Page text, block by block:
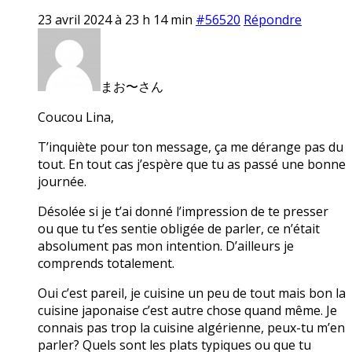
23 avril 2024 à 23 h 14 min #56520 Répondre
まお〜さん
Coucou Lina,
T’inquiète pour ton message, ça me dérange pas du
tout. En tout cas j’espère que tu as passé une bonne
journée.
Désolée si je t’ai donné l’impression de te presser
ou que tu t’es sentie obligée de parler, ce n’était
absolument pas mon intention. D’ailleurs je
comprends totalement.
Oui c’est pareil, je cuisine un peu de tout mais bon la
cuisine japonaise c’est autre chose quand même. Je
connais pas trop la cuisine algérienne, peux-tu m’en
parler? Quels sont les plats typiques ou que tu